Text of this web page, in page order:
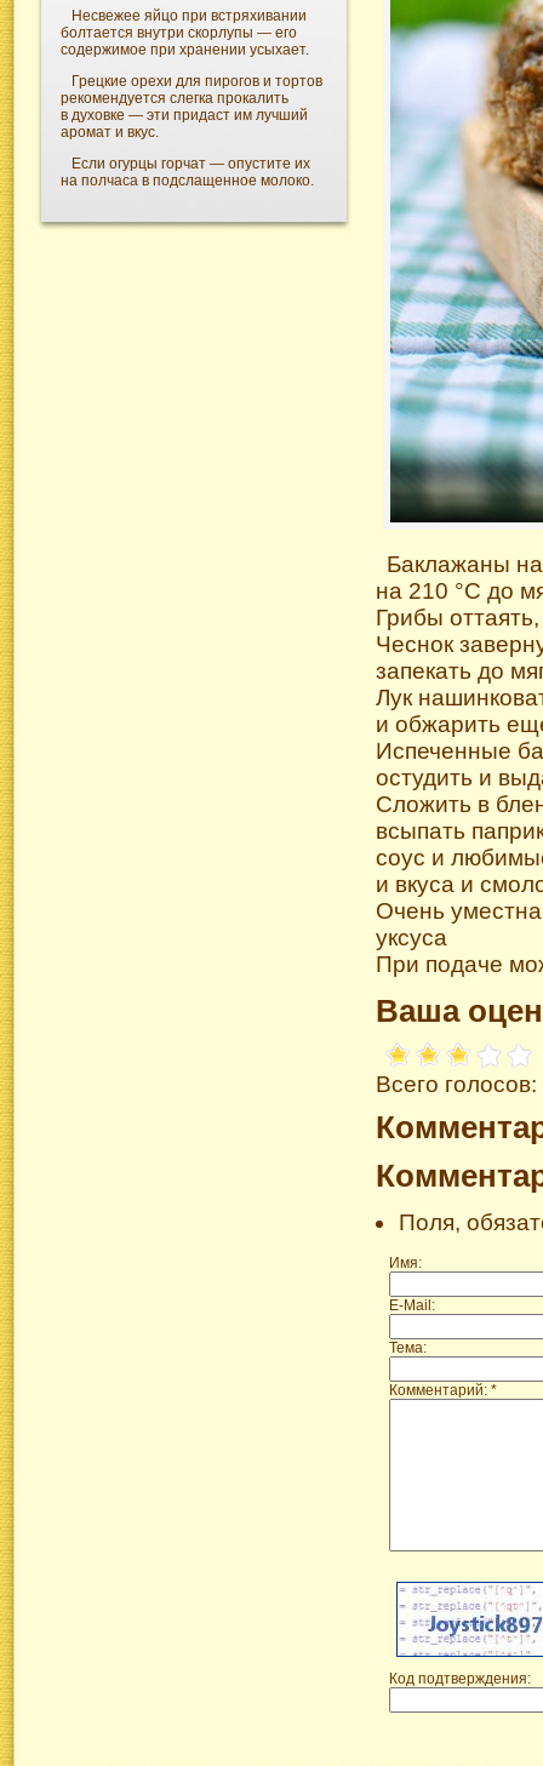
Несвежее яйцо при встряхивании
болтается внутри скорлупы — его
содержимое при хранении усыхает.
Грецкие орехи для пирогов и тортов
рекомендуется слегка прокалить
в духовке — эти придаст им лучший
аромат и вкус.
Если огурцы горчат — опустите их
на полчаса в подслащенное молоко.
Баклажаны
на 210 °С до
Грибы
Чеснок
запекать до
Лук
и обжарить
Испеченные
остудить и
Сложить в
всыпать
соус и
и вкуса и
Очень
уксуса
При подаче
Ваша
Всего
Поля,
Имя:
E-Mail:
Тема:
Комментарий: *
Код подтверждения: